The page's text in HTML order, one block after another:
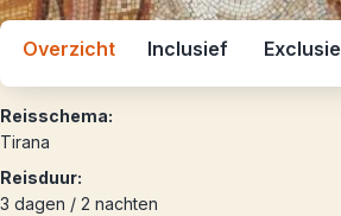
Overzicht Inclusief
Reisschema:
Tirana
Reisduur:
3 dagen / 2 nachten